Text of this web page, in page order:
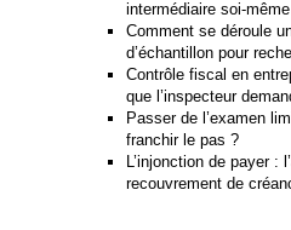
intermédiaire soi-même
Comment se déroule
d’échantillon pour
Contrôle fiscal en
que l’inspecteur
Passer de l’examen
franchir le pas ?
L’injonction de payer :
recouvrement de